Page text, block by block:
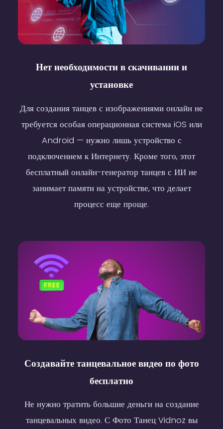
Body Shake Body Shake
Body Shake Hip Sway
Body Groove
Нет необходимости в скачивании и
установке
Для создания танцев с изображениями онлайн не
требуется особая операционная система iOS или
Android — нужно лишь устройство с
подключением к Интернету. Кроме того, этот
бесплатный онлайн-генератор танцев с ИИ не
занимает памяти на устройстве, что делает
процесс еще проще.
Создавайте танцевальное видео по фото
бесплатно
Не нужно тратить большие деньги на создание
танцевальных видео. С Фото Танец Vidnoz вы